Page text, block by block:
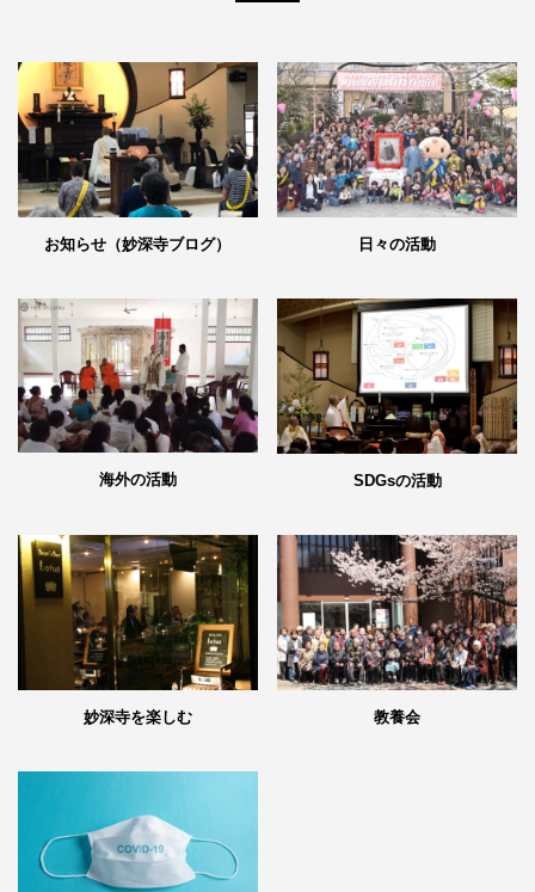
お知らせ（妙深寺ブログ） 日々の活動
海外の活動 SDGsの活動
妙深寺を楽しむ 教養会